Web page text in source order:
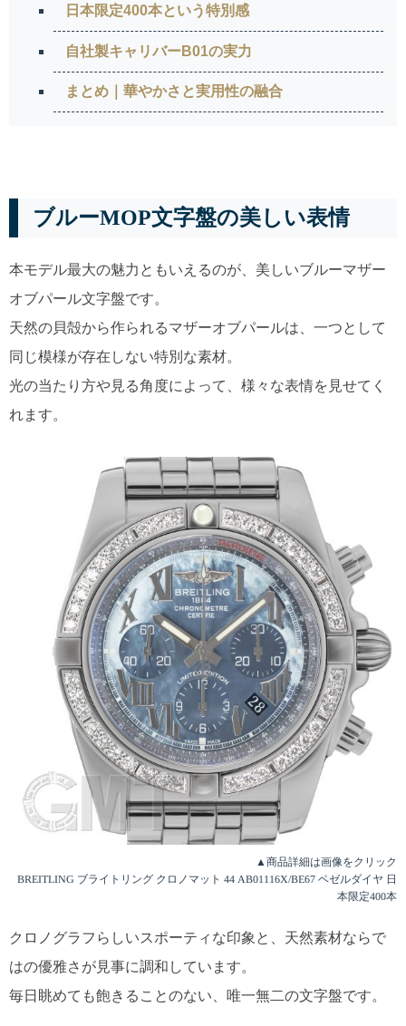
日本限定400本という特別感
自社製キャリバーB01の実力
まとめ｜華やかさと実用性の融合
ブルーMOP文字盤の美しい表情
本モデル最大の魅力ともいえるのが、美しいブルーマザー
オブパール文字盤です。
天然の貝殻から作られるマザーオブパールは、一つとして
同じ模様が存在しない特別な素材。
光の当たり方や見る角度によって、様々な表情を見せてく
れます。
▲商品詳細は画像をクリック
BREITLING ブライトリング クロノマット 44 AB01116X/BE67 ベゼルダイヤ 日
本限定400本
クロノグラフらしいスポーティな印象と、天然素材ならで
はの優雅さが見事に調和しています。
毎日眺めても飽きることのない、唯一無二の文字盤です。